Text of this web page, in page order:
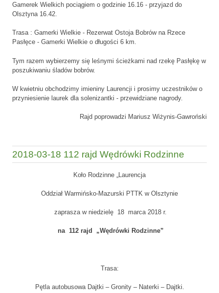
Gamerek Wielkich pociągiem o godzinie 16.16 - przyjazd do
Olsztyna 16.42.
Trasa : Gamerki Wielkie - Rezerwat Ostoja Bobrów na Rzece
Pasłęce - Gamerki Wielkie o długości 6 km.
Tym razem wybierzemy się leśnymi ścieżkami nad rzekę Pasłękę w
poszukiwaniu śladów bobrów.
W kwietniu obchodzimy imieniny Laurencji i prosimy uczestników o
przyniesienie laurek dla solenizantki - przewidziane nagrody.
Rajd poprowadzi Mariusz Wiżynis-Gawroński
2018-03-18 112 rajd Wędrówki Rodzinne
Koło Rodzinne „Laurencja
Oddział Warmińsko-Mazurski PTTK w Olsztynie
zaprasza w niedzielę 18 marca 2018 r.
na 112 rajd „Wędrówki Rodzinne”
Trasa:
Pętla autobusowa Dajtki – Gronity – Naterki – Dajtki.